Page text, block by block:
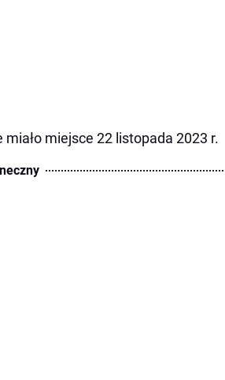
miało miejsce 22 listopada 2023 r.